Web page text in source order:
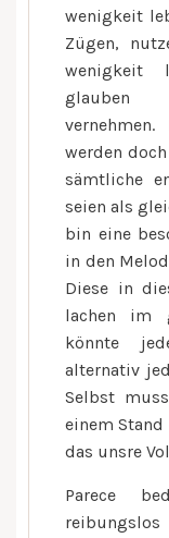
wenigkeit
Zügen,
wenigkeit
glauben
werden
sämtliche
seien als
bin eine
in den
Diese in
lachen im
könnte
alternativ
Selbst
einem
das unsre
Parece